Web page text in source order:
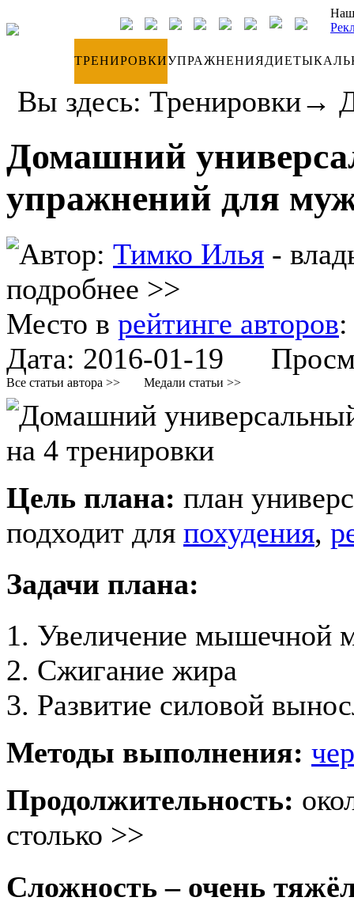
ТРЕНИРОВКИУПРАЖНЕНИЯДИЕТЫ
Вы здесь: Тренировки→
Домашний
упражнений для
Автор: Тимко Илья -
подробнее >>
Место в рейтинге авторов
Дата: 2016-01-19
Все статьи автора >> Медали статьи >>
Цель плана: план
подходит для похудения,
Задачи плана:
1. Увеличение мышечной
2. Сжигание жира
3. Развитие силовой
Методы выполнения:
Продолжительность:
столько >>
Сложность – очень